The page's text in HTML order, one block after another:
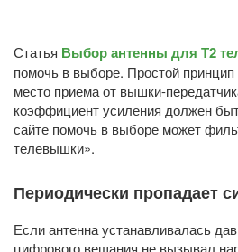
Статья Выбор антенны для Т2
помочь в выборе. Простой
место приема от вышки-
коэффициент усиления должен
сайте помочь в выборе может
телевышки».
Периодически пропадает
Если антенна устанавливалась
цифрового вещания не вызывал